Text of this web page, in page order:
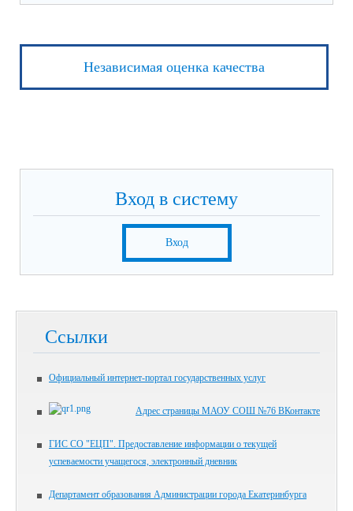
Независимая оценка качества
Вход в систему
Вход
Ссылки
Официальный интернет-портал государственных услуг
Адрес страницы МАОУ СОШ №76 ВКонтакте
ГИС СО "ЕЦП". Предоставление информации о текущей
успеваемости учащегося, электронный дневник
Департамент образования Администрации города Екатеринбурга